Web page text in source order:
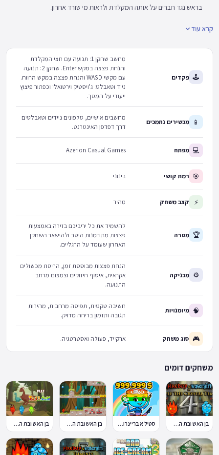
בראש נגד חברים על אותה המקלדת ולראות מי שורד אחרון.
קרא עוד
🕹 פקדים
מחשב שחקן 1: תנועה עם חצי המקלדת
והנחת פצצה במקש Enter. שחקן 2: תנועה
עם מקשי WASD והנחת פצצה במקש הרווח.
נייד וטאבלט: ג'ויסטיק וירטואלי וכפתור פיצוץ
ייעודי על המסך.
📱 מכשירים נתמכים
מחשבים אישיים, טלפונים ניידים וטאבלטים
דרך דפדפן האינטרנט.
💻 מפתח Azerion Casual Games
🎯 רמת קושי בינוני
⚡ קצב משחק מהיר
🏆 מטרה
להשמיד את כל יריביכם בזירה באמצעות
פצצות מתוזמנות היטב ולהישאר השחקן
האחרון שעומד על הרגליים.
⚙ מכניקה
הנחת פצצות מבוססת זמן, הריסת מכשולים
אקראית, איסוף חיזוקים וצמצום מרחב
התנועה.
🧠 מיומנויות
חשיבה טקטית, תפיסה מרחבית, מהירות
תגובה ותזמון בריחה מדויק.
🎮 סוג משחק ארקייד, פעולה ואסטרטגיה.
משחקים דומים
בן האש ובת המים 4 סטיל א בריינרוט Steal a Brainrot בן האש ובת המים באמזונס בן האש ובת המים 10